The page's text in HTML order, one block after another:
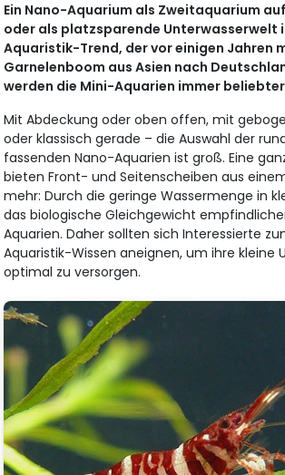
Ein Nano-Aquarium als Zweitaquarium
oder als platzsparende Unterwasserwelt
Aquaristik-Trend, der vor einigen Jahren
Garnelenboom aus Asien nach
werden die Mini-Aquarien immer
Mit Abdeckung oder oben offen, mit
oder klassisch gerade – die Auswahl der
fassenden Nano-Aquarien ist groß. Eine
bieten Front- und Seitenscheiben aus
mehr: Durch die geringe Wassermenge in
das biologische Gleichgewicht
Aquarien. Daher sollten sich Interessierte
Aquaristik-Wissen aneignen, um ihre kleine
optimal zu versorgen.